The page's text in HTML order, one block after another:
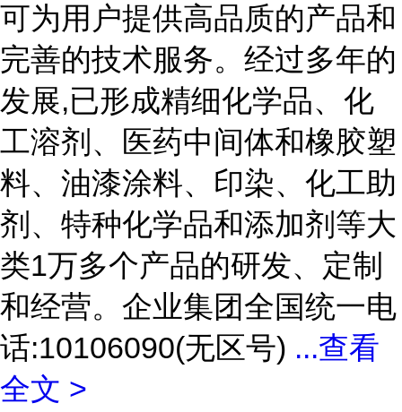
可为用户提供高品质的产品和
完善的技术服务。经过多年的
发展,已形成精细化学品、化
工溶剂、医药中间体和橡胶塑
料、油漆涂料、印染、化工助
剂、特种化学品和添加剂等大
类1万多个产品的研发、定制
和经营。企业集团全国统一电
话:10106090(无区号) ...查看
全文 >